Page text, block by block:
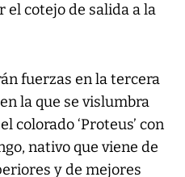
el cotejo de salida a la
fuerzas en la tercera
la que se vislumbra
colorado ‘Proteus’ con
nativo que viene de
y de mejores